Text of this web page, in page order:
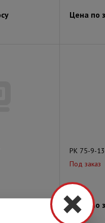
Цена по
РК 75-9-
Под заказ
Цена по